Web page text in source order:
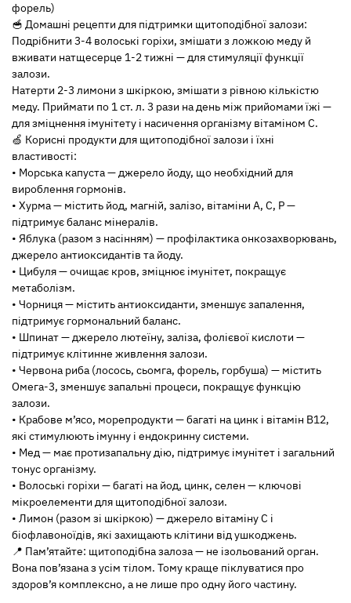
форель)
🥣 Домашні рецепти для підтримки щитоподібної залози:
Подрібнити 3-4 волоські горіхи, змішати з ложкою меду й
вживати натщесерце 1-2 тижні — для стимуляції функції
залози.
Натерти 2-3 лимони з шкіркою, змішати з рівною кількістю
меду. Приймати по 1 ст. л. 3 рази на день між прийомами їжі —
для зміцнення імунітету і насичення організму вітаміном С.
🍏 Корисні продукти для щитоподібної залози і їхні
властивості:
• Морська капуста — джерело йоду, що необхідний для
вироблення гормонів.
• Хурма — містить йод, магній, залізо, вітаміни A, C, P —
підтримує баланс мінералів.
• Яблука (разом з насінням) — профілактика онкозахворювань,
джерело антиоксидантів та йоду.
• Цибуля — очищає кров, зміцнює імунітет, покращує
метаболізм.
• Чорниця — містить антиоксиданти, зменшує запалення,
підтримує гормональний баланс.
• Шпинат — джерело лютеїну, заліза, фолієвої кислоти —
підтримує клітинне живлення залози.
• Червона риба (лосось, сьомга, форель, горбуша) — містить
Омега-3, зменшує запальні процеси, покращує функцію
залози.
• Крабове м’ясо, морепродукти — багаті на цинк і вітамін B12,
які стимулюють імунну і ендокринну системи.
• Мед — має протизапальну дію, підтримує імунітет і загальний
тонус організму.
• Волоські горіхи — багаті на йод, цинк, селен — ключові
мікроелементи для щитоподібної залози.
• Лимон (разом зі шкіркою) — джерело вітаміну С і
біофлавоноїдів, які захищають клітини від ушкоджень.
📍 Пам’ятайте: щитоподібна залоза — не ізольований орган.
Вона пов’язана з усім тілом. Тому краще піклуватися про
здоров’я комплексно, а не лише про одну його частину.